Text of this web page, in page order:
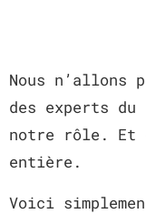
Nous n’allons
des experts du
notre rôle. Et
entière.
Voici